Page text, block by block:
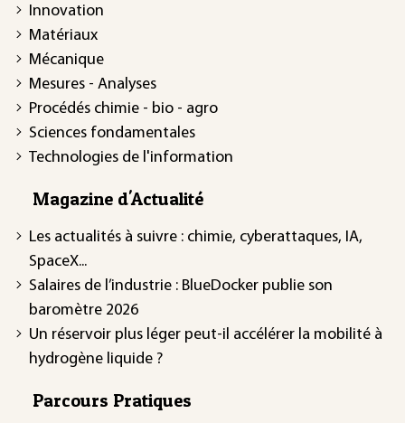
Innovation
Matériaux
Mécanique
Mesures - Analyses
Procédés chimie - bio - agro
Sciences fondamentales
Technologies de l'information
Magazine d'Actualité
Les actualités à suivre : chimie, cyberattaques, IA,
SpaceX...
Salaires de l’industrie : BlueDocker publie son
baromètre 2026
Un réservoir plus léger peut-il accélérer la mobilité à
hydrogène liquide ?
Parcours Pratiques